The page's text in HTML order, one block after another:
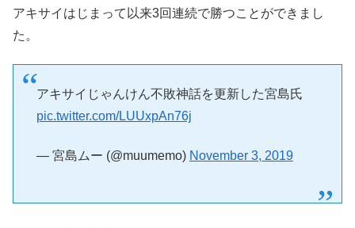
アキサイはじまって以来3回連続で勝つことができまし
た。
アキサイじゃんけん不敗神話を更新した宮島氏
pic.twitter.com/LUUxpAn76j
— 宮島ムー (@muumemo) November 3, 2019